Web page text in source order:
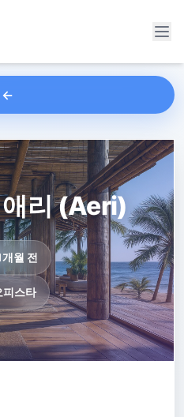
리 (Aeri)
개월 전
피스타